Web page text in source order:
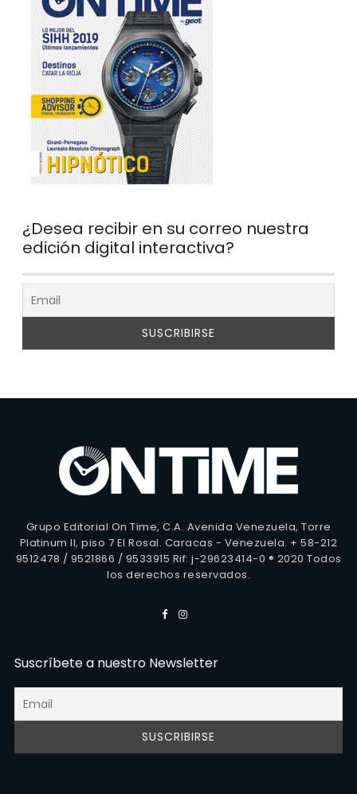
¿Desea recibir en su correo nuestra
edición digital interactiva?
Grupo Editorial On Time, C.A. Avenida Venezuela, Torre
Platinum II, piso 7 El Rosal. Caracas - Venezuela. + 58-212
9512478 / 9521866 / 9533915 Rif: j-29623414-0 ® 2020 Todos
los derechos reservados.
Suscríbete a nuestro Newsletter